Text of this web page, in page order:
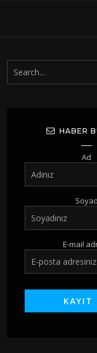
HABER
Ad
Soyad
E-mail